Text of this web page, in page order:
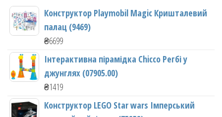
Конструктор Playmobil Magic Кришталевий
палац (9469)
₴6699
Інтерактивна пірамідка Chicco Регбі у
джунглях (07905.00)
₴1419
Конструктор LEGO Star wars Імперський